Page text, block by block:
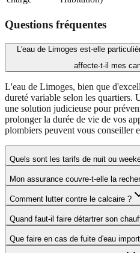
Questions fréquentes
L'eau de Limoges est-elle
affecte-t-il mes
L'eau de Limoges, bien que
dureté variable selon les quartiers.
une solution judicieuse pour
prolonger la durée de vie de vos
plombiers peuvent vous conseiller
Quels sont les tarifs de nuit ou
Mon assurance couvre-t-elle la
Comment lutter contre le calcaire ?
Quand faut-il faire détartrer son
Que faire en cas de fuite d'eau